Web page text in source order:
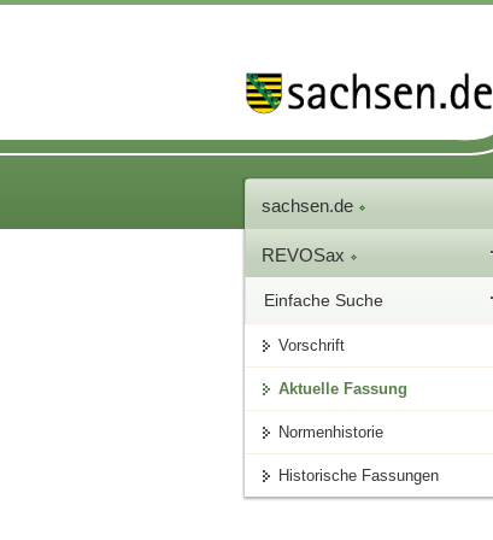
sachsen.de
REVOSax
Einfache Suche
Vorschrift
Aktuelle Fassung
Normenhistorie
Historische Fassungen